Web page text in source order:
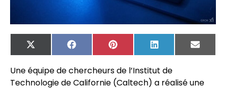
X
(Twitter)
FacebookPinterest LinkedIn
Email
Une équipe de chercheurs de l’Institut de
Technologie de Californie (Caltech) a réalisé une